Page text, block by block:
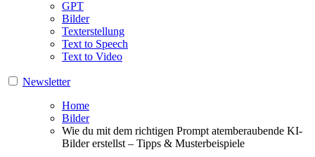
GPT
Bilder
Texterstellung
Text to Speech
Text to Video
Newsletter
Home
Bilder
Wie du mit dem richtigen Prompt atemberaubende KI-
Bilder erstellst – Tipps & Musterbeispiele